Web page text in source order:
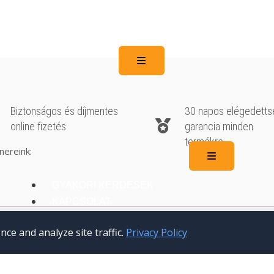
Hamburger Toggle Menu
Hamburger
X
Biztonságos és díjmentes
online fizetés
30 napos
garancia minden
termékre
Adatvédelmi szabályzat Általános szerződési
and analyze site traffic. Privacy Policy